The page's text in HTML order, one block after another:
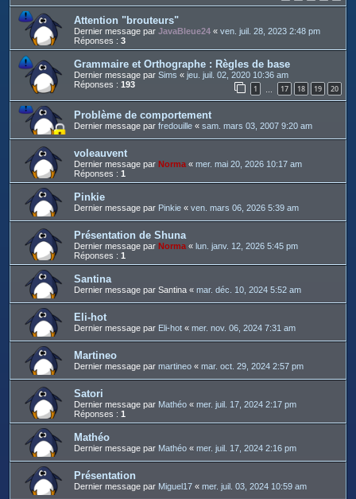
Attention "brouteurs"
Dernier message par JavaBleue24 « ven. juil. 28, 2023 2:48 pm
Réponses : 3
Grammaire et Orthographe : Règles de base
Dernier message par Sims « jeu. juil. 02, 2020 10:36 am
Réponses : 193 1 17 18 19 20
Problème de comportement
Dernier message par fredouille « sam. mars 03, 2007 9:20 am
voleauvent
Dernier message par Norma « mer. mai 20, 2026 10:17 am
Réponses : 1
Pinkie
Dernier message par Pinkie « ven. mars 06, 2026 5:39 am
Présentation de Shuna
Dernier message par Norma « lun. janv. 12, 2026 5:45 pm
Réponses : 1
Santina
Dernier message par Santina « mar. déc. 10, 2024 5:52 am
Eli-hot
Dernier message par Eli-hot « mer. nov. 06, 2024 7:31 am
Martineo
Dernier message par martineo « mar. oct. 29, 2024 2:57 pm
Satori
Dernier message par Mathéo « mer. juil. 17, 2024 2:17 pm
Réponses : 1
Mathéo
Dernier message par Mathéo « mer. juil. 17, 2024 2:16 pm
Présentation
Dernier message par Miguel17 « mer. juil. 03, 2024 10:59 am